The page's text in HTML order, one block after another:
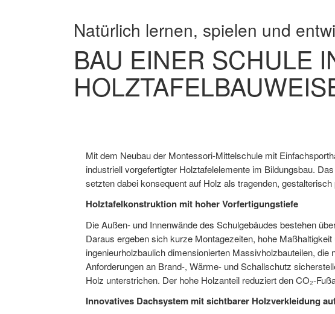
Natürlich lernen, spielen und
BAU EINER SCHULE
Mit dem Neubau der Montessori-Mittelschule mit
industriell vorgefertigter Holztafelelemente im Bildungsbau.
setzten dabei konsequent auf Holz als tragenden,
Holztafelkonstruktion mit hoher Vorfertigungstiefe
Die Außen- und Innenwände des Schulgebäudes bestehen
Daraus ergeben sich kurze Montagezeiten, hohe
ingenieurholzbaulich dimensionierten Massivholzbauteilen,
Anforderungen an Brand-, Wärme- und Schallschutz
Holz unterstrichen. Der hohe Holzanteil reduziert den CO₂-
Innovatives Dachsystem mit sichtbarer Holzverkleidung